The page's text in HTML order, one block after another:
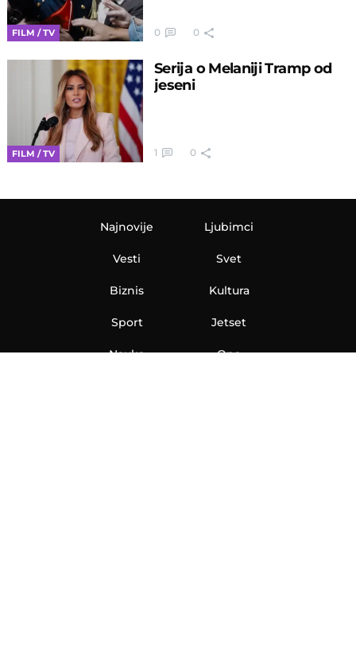
FILM / TV 0 0
FILM / TV
Serija o Melaniji Tramp od
jeseni
1 0
Najnovije
Vesti
Biznis
Sport
Nauka
Ljubimci
Svet
Kultura
Jetset
Ona